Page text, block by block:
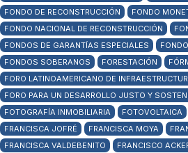
FONDO DE RECONSTRUCCIÓN
FONDO
FONDO NACIONAL DE RECONSTRUCCIÓN
FONDOS DE GARANTÍAS ESPECIALES
FONDOS SOBERANOS
FORESTACIÓN
FORO LATINOAMERICANO DE
FORO PARA UN DESARROLLO JUSTO Y
FOTOGRAFÍA INMOBILIARIA
FOTOVOLTAICA
FRANCISCA JOFRÉ
FRANCISCA MOYA
FRANCISCA VALDEBENITO
FRANCISCO